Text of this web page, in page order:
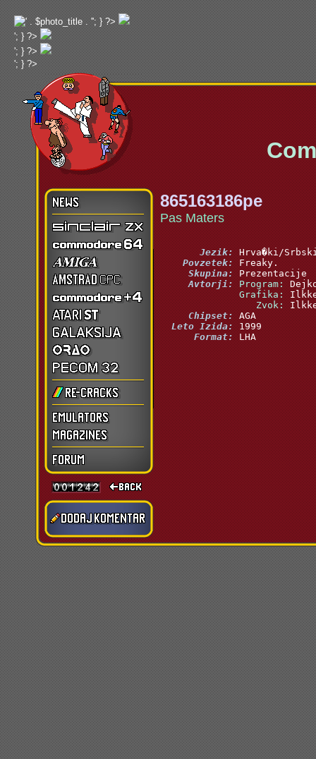
'; } ?>
'; } ?>
'; } ?>
'; } ?>
865163186pe
Pas Maters
       Jezik:
    Povzetek:
     Skupina:
     Avtorji:
Program:
Grafika:
    Zvok:
     Chipset:
  Leto Izida:
      Format:
LHA